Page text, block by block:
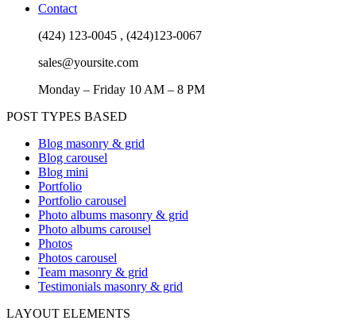
Contact
(424) 123-0045 , (424)123-0067
sales@yoursite.com
Monday – Friday 10 AM – 8 PM
POST TYPES BASED
Blog masonry & grid
Blog carousel
Blog mini
Portfolio
Portfolio carousel
Photo albums masonry & grid
Photo albums carousel
Photos
Photos carousel
Team masonry & grid
Testimonials masonry & grid
LAYOUT ELEMENTS